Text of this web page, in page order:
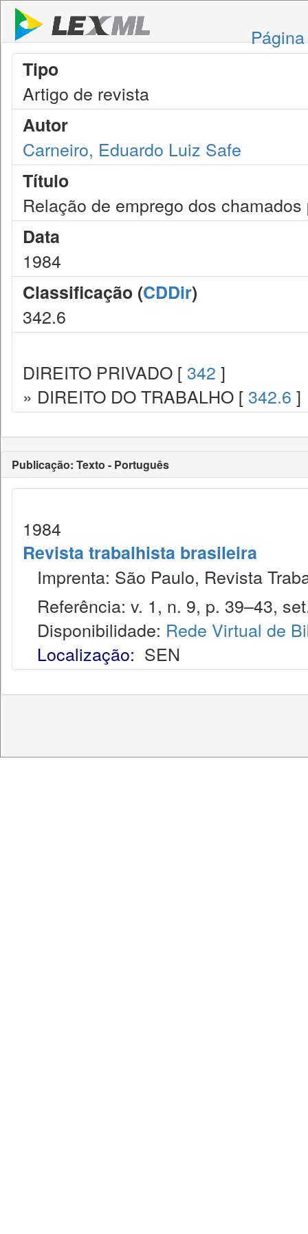
Tipo
Artigo de revista
Autor
Carneiro, Eduardo Luiz Safe
Título
Relação de emprego dos
Data
1984
Classificação (CDDir)
342.6
DIREITO PRIVADO [ 342 ]
» DIREITO DO TRABALHO [ 342.6 ]
Publicação: Texto - Português
1984
Revista trabalhista brasileira
Imprenta: São Paulo, Revista
Referência: v. 1, n. 9, p. 39–43,
Disponibilidade: Rede Virtual de
Localização: SEN